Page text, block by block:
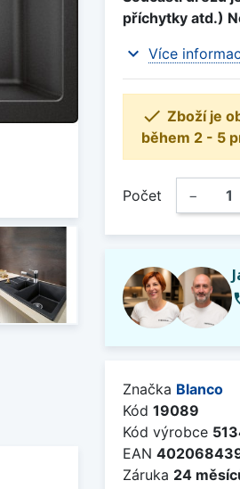
příchytky atd.)
expand_more Více
 Zboží je
během 2 - 5
Počet −
Značka Blanco
Kód 19089
Kód výrobce
EAN
Záruka 24